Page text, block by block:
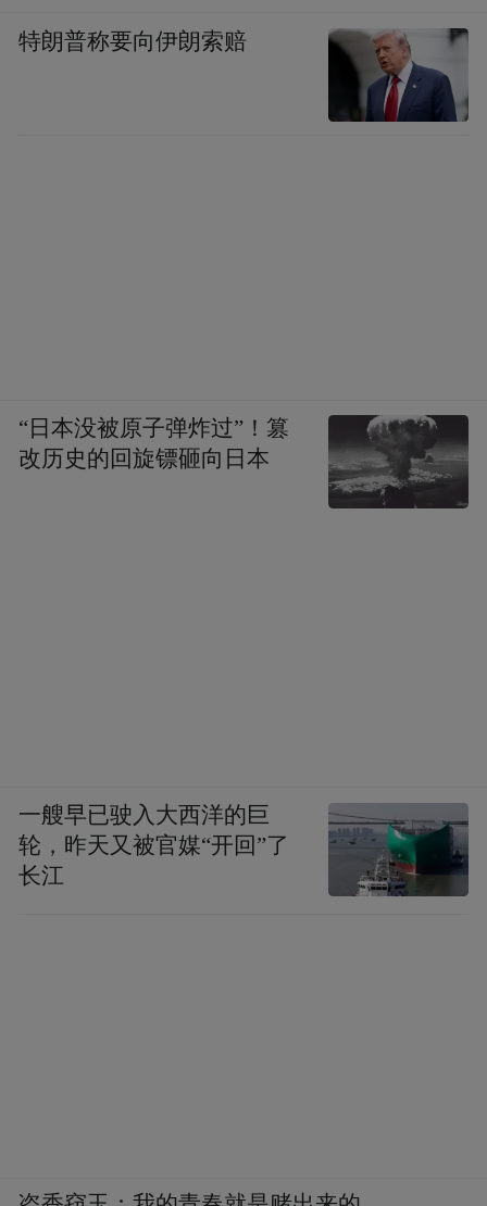
特朗普称要向伊朗索赔
“日本没被原子弹炸过”！篡
改历史的回旋镖砸向日本
一艘早已驶入大西洋的巨
轮，昨天又被官媒“开回”了
长江